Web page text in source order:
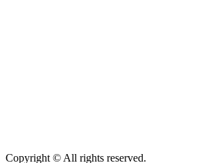
Copyright © All rights reserved.